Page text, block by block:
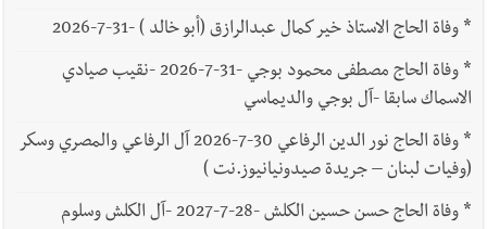
*وفاة الحاج الاستاذ خير كمال عبدالرازق (أبو خالد ) -31-7-2026
*
وفاة الحاج مصطفى محمود بوجي -31-7-2026 -نقيب صيادي
الاسماك سابقا -آل بوجي والديماسي
*
وفاة الحاج نور الدين الرفاعي 30-7-2026 آل الرفاعي والمصري وسكر
(وفيات لبنان – جريدة صيدونيانيوز.نت )
*
وفاة الحاج حسن حسين الكلش -28-7-2027 -آل الكلش وسلوم